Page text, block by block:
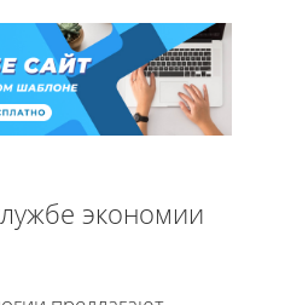
экономии